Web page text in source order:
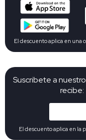
Suscribete a
recibe:
El descuento aplica en la
El descuento aplica en una